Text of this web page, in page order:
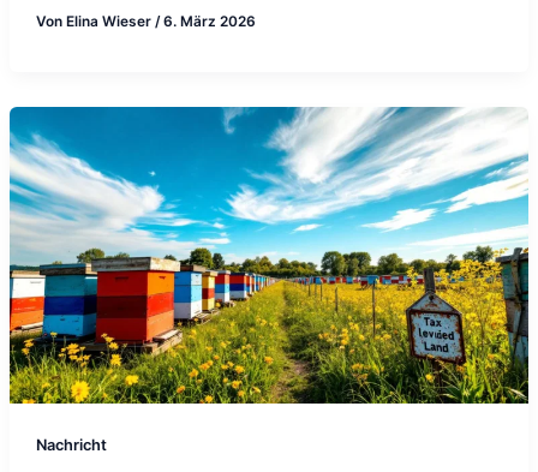
Von Elina Wieser /6. März 2026
Nachricht